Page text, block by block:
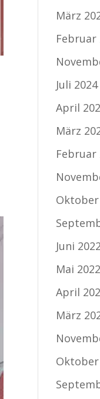
März
Februar
Juli 2024
April
März
Februar
Oktober
Juni 2022
Mai 2022
April
März
Oktober